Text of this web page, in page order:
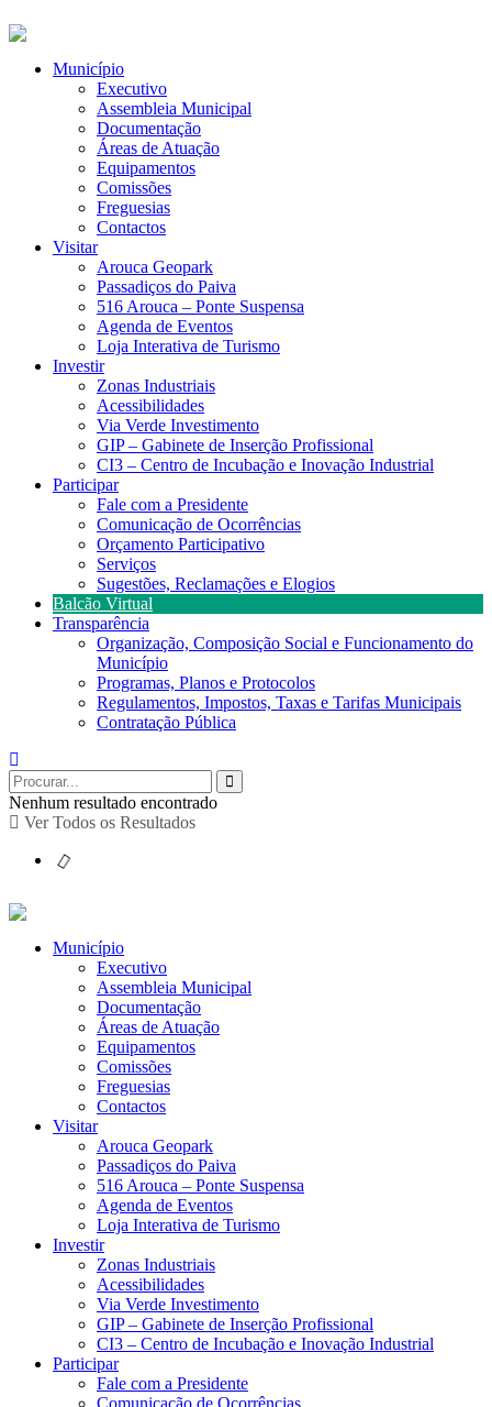
Município
Executivo
Assembleia Municipal
Documentação
Áreas de Atuação
Equipamentos
Comissões
Freguesias
Contactos
Visitar
Arouca Geopark
Passadiços do Paiva
516 Arouca – Ponte Suspensa
Agenda de Eventos
Loja Interativa de Turismo
Investir
Zonas Industriais
Acessibilidades
Via Verde Investimento
GIP – Gabinete de Inserção Profissional
CI3 – Centro de Incubação e Inovação Industrial
Participar
Fale com a Presidente
Comunicação de Ocorrências
Orçamento Participativo
Serviços
Sugestões, Reclamações e Elogios
Balcão Virtual
Transparência
Organização, Composição Social e Funcionamento do
Município
Programas, Planos e Protocolos
Regulamentos, Impostos, Taxas e Tarifas Municipais
Contratação Pública
Nenhum resultado encontrado
Ver Todos os Resultados
Município
Executivo
Assembleia Municipal
Documentação
Áreas de Atuação
Equipamentos
Comissões
Freguesias
Contactos
Visitar
Arouca Geopark
Passadiços do Paiva
516 Arouca – Ponte Suspensa
Agenda de Eventos
Loja Interativa de Turismo
Investir
Zonas Industriais
Acessibilidades
Via Verde Investimento
GIP – Gabinete de Inserção Profissional
CI3 – Centro de Incubação e Inovação Industrial
Participar
Fale com a Presidente
Comunicação de Ocorrências